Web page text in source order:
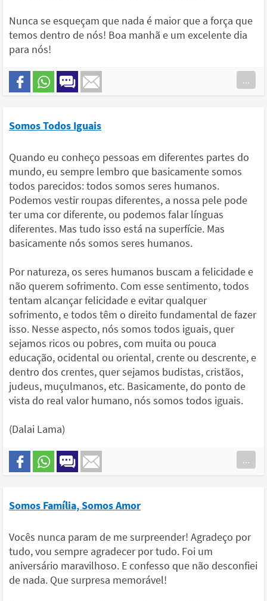
Nunca se esqueçam que nada é maior que a força que
temos dentro de nós! Boa manhã e um excelente dia
para nós!
...
Somos Todos Iguais
Quando eu conheço pessoas em diferentes partes do
mundo, eu sempre lembro que basicamente somos
todos parecidos: todos somos seres humanos.
Podemos vestir roupas diferentes, a nossa pele pode
ter uma cor diferente, ou podemos falar línguas
diferentes. Mas tudo isso está na superfície. Mas
basicamente nós somos seres humanos.
Por natureza, os seres humanos buscam a felicidade e
não querem sofrimento. Com esse sentimento, todos
tentam alcançar felicidade e evitar qualquer
sofrimento, e todos têm o direito fundamental de fazer
isso. Nesse aspecto, nós somos todos iguais, quer
sejamos ricos ou pobres, com muita ou pouca
educação, ocidental ou oriental, crente ou descrente, e
dentro dos crentes, quer sejamos budistas, cristãos,
judeus, muçulmanos, etc. Basicamente, do ponto de
vista do real valor humano, nós somos todos iguais.
(Dalai Lama)
...
Somos Família, Somos Amor
Vocês nunca param de me surpreender! Agradeço por
tudo, vou sempre agradecer por tudo. Foi um
aniversário maravilhoso. E confesso que não desconfiei
de nada. Que surpresa memorável!